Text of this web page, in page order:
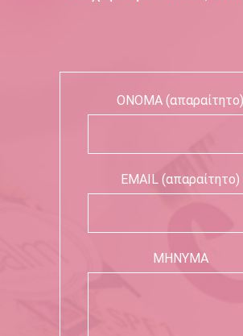
ΟΝΟΜΑ (απαραίτητο)
EMAIL (απαραίτητο)
ΜΗΝΥΜΑ